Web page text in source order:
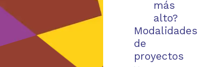
más
alto?
Modalidades
de
proyectos